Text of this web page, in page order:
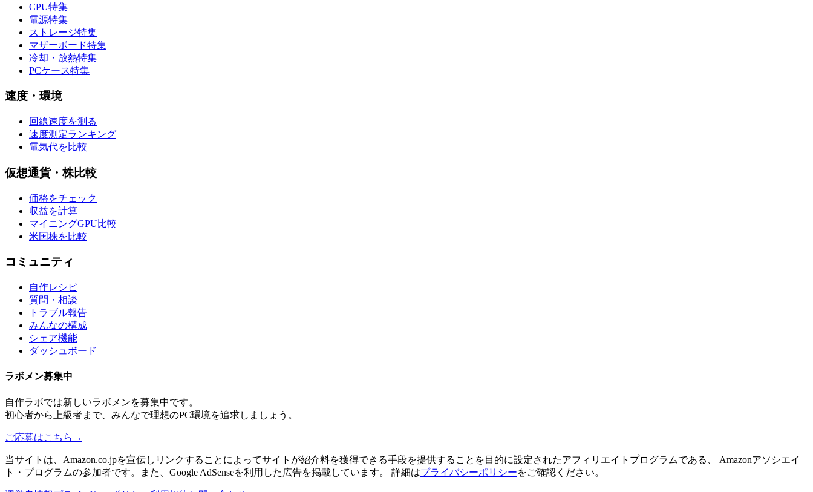
CPU特集
電源特集
ストレージ特集
マザーボード特集
冷却・放熱特集
PCケース特集
速度・環境
回線速度を測る
速度測定ランキング
電気代を比較
仮想通貨・株比較
価格をチェック
収益を計算
マイニングGPU比較
米国株を比較
コミュニティ
自作レシピ
質問・相談
トラブル報告
みんなの構成
シェア機能
ダッシュボード
ラボメン募集中
自作ラボでは新しいラボメンを募集中です。
初心者から上級者まで、みんなで理想のPC環境を追求しましょう。
ご応募はこちら →
当サイトは、Amazon.co.jpを宣伝しリンクすることによってサイトが紹介料を獲得できる手段を提供することを目的に設定されたアフィリエイトプログラムである、 Amazonアソシエイ
ト・プログラムの参加者です。また、Google AdSenseを利用した広告を掲載しています。 詳細はプライバシーポリシーをご確認ください。